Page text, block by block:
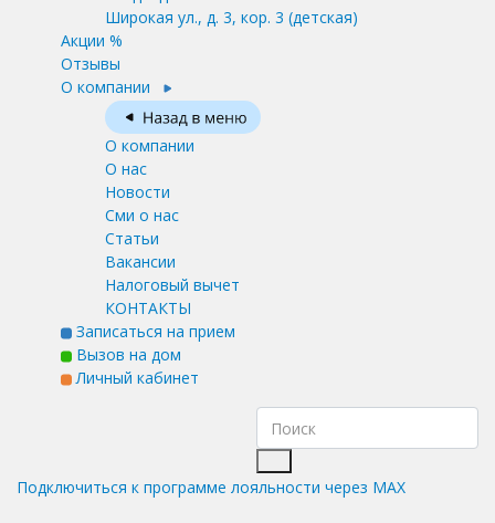
Широкая ул., д. 3, кор. 3 (детская)
Акции %
Отзывы
О компании
О компании
О нас
Новости
Сми о нас
Статьи
Вакансии
Налоговый вычет
КОНТАКТЫ
Записаться на прием
Вызов на дом
Личный кабинет
Подключиться к программе лояльности через MAX